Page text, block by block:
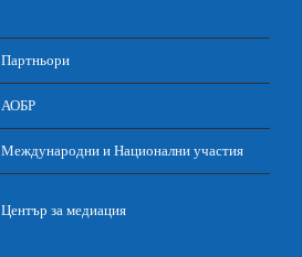
Партньори
АОБР
Международни и Национални участия
Център за медиация